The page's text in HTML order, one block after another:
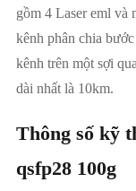
gồm 4 Laser eml và
kênh phân chia
kênh trên một sợi
dài nhất là 10km.
Thông số kỹ
qsfp28 100g